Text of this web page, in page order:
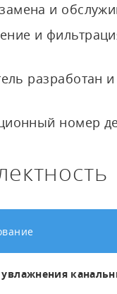
и
и
разработан
номер